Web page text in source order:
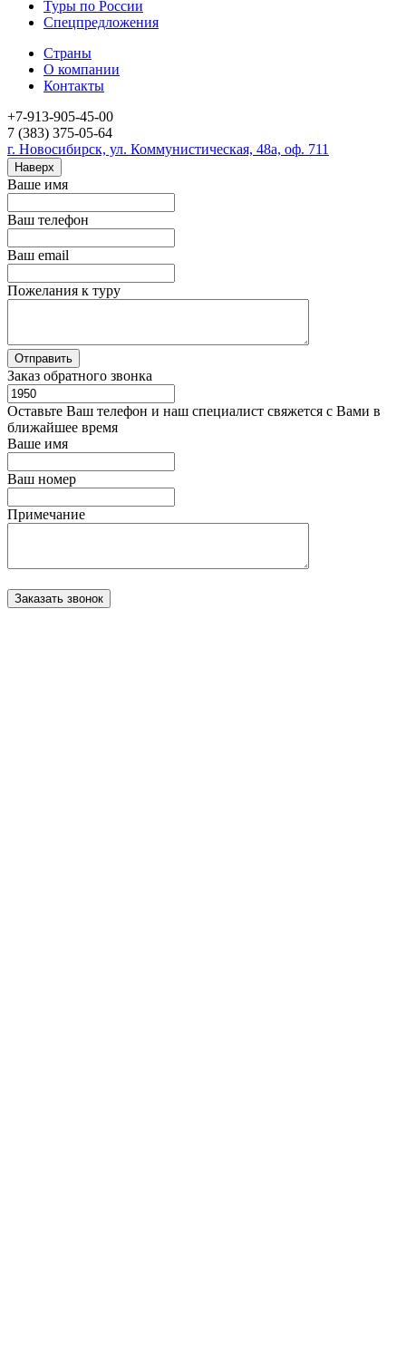
Туры по России
Спецпредложения
Страны
О компании
Контакты
+7-913-905-45-00
7 (383) 375-05-64
г. Новосибирск, ул. Коммунистическая, 48а, оф. 711
Наверх
Ваше имя
Ваш телефон
Ваш email
Пожелания к туру
Заказ обратного звонка
Оставьте Ваш телефон и наш специалист свяжется с Вами в
ближайшее время
Ваше имя
Ваш номер
Примечание